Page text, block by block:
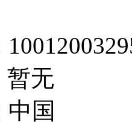
暂无
中国